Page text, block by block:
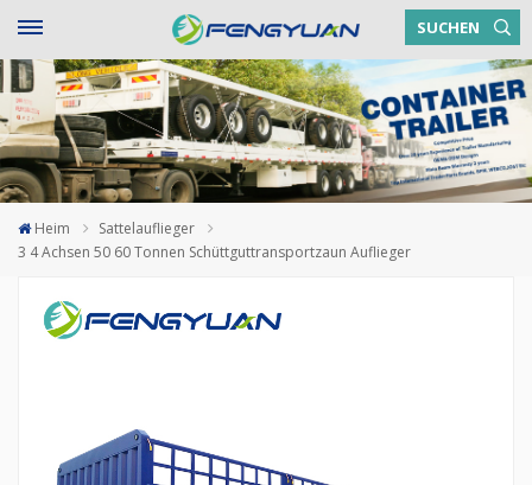
SUCHEN
Heim
Sattelauflieger
3 4 Achsen 50 60 Tonnen Schüttguttransportzaun Auflieger